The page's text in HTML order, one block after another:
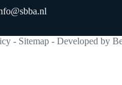
- Sitemap - Developed by